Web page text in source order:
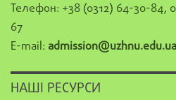
Телефон: +38 (0312) 64-30-84,
67
E-mail: admission@uzhnu.edu.ua
НАШІ РЕСУРСИ